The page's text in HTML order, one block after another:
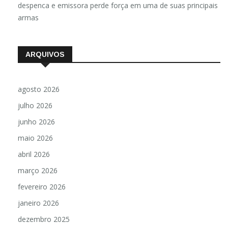
despenca e emissora perde força em uma de suas principais
armas
ARQUIVOS
agosto 2026
julho 2026
junho 2026
maio 2026
abril 2026
março 2026
fevereiro 2026
janeiro 2026
dezembro 2025